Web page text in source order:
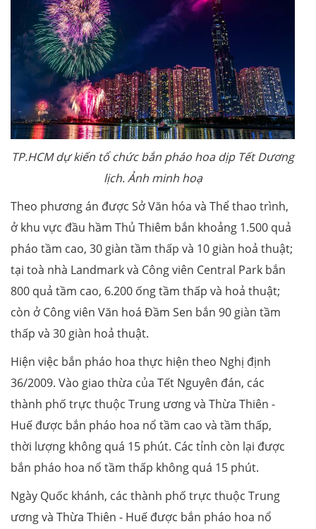
TP.HCM dự kiến tổ chức bắn pháo hoa dịp Tết Dương
lịch. Ảnh minh hoạ
Theo phương án được Sở Văn hóa và Thể thao trình,
ở khu vực đầu hầm Thủ Thiêm bắn khoảng 1.500 quả
pháo tầm cao, 30 giàn tầm thấp và 10 giàn hoả thuật;
tại toà nhà Landmark và Công viên Central Park bắn
800 quả tầm cao, 6.200 ống tầm thấp và hoả thuật;
còn ở Công viên Văn hoá Đầm Sen bắn 90 giàn tầm
thấp và 30 giàn hoả thuật.
Hiện việc bắn pháo hoa thực hiện theo Nghị định
36/2009. Vào giao thừa của Tết Nguyên đán, các
thành phố trực thuộc Trung ương và Thừa Thiên -
Huế được bắn pháo hoa nổ tầm cao và tầm thấp,
thời lượng không quá 15 phút. Các tỉnh còn lại được
bắn pháo hoa nổ tầm thấp không quá 15 phút.
Ngày Quốc khánh, các thành phố trực thuộc Trung
ương và Thừa Thiên - Huế được bắn pháo hoa nổ